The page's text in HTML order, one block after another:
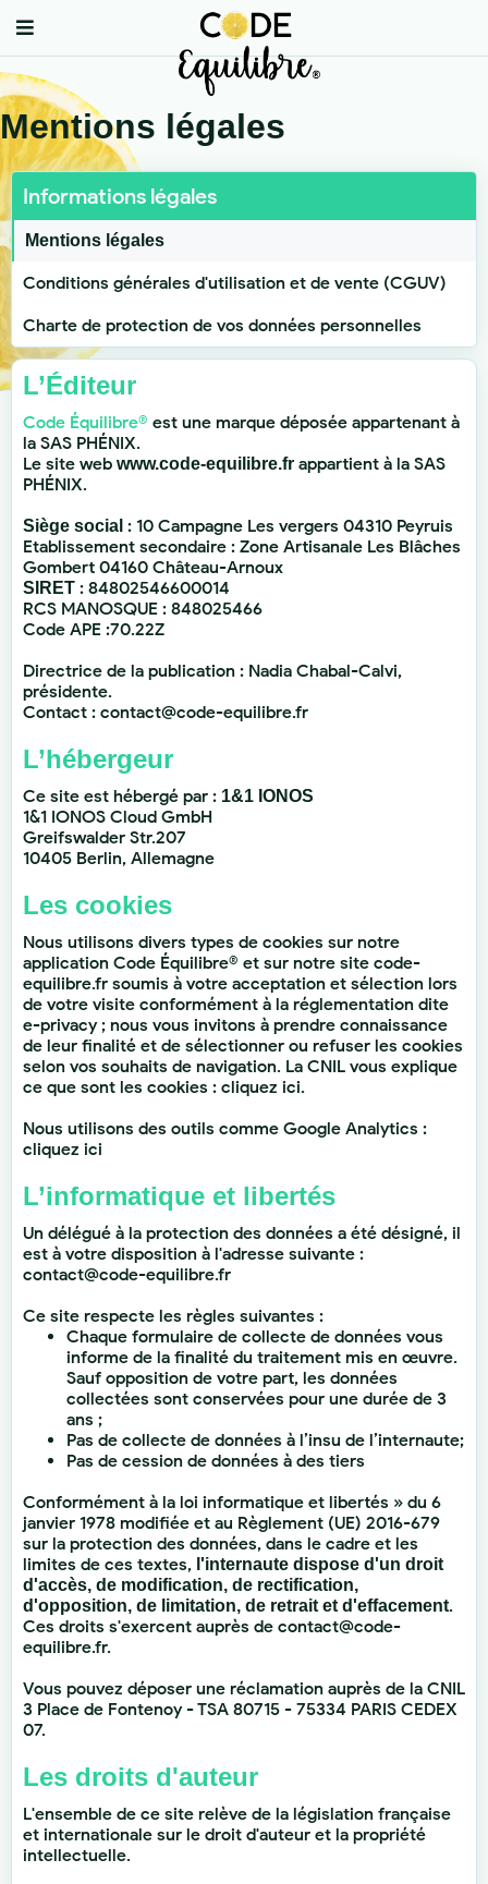
Mentions légales
Informations légales
Mentions légales
Conditions générales d'utilisation et de vente (CGUV)
Charte de protection de vos données personnelles
L’Éditeur
Code Équilibre® est une marque déposée appartenant à
la SAS PHÉNIX.
Le site web www.code-equilibre.fr appartient à la SAS
PHÉNIX.
Siège social : 10 Campagne Les vergers 04310 Peyruis
Etablissement secondaire : Zone Artisanale Les Blâches
Gombert 04160 Château-Arnoux
SIRET : 84802546600014
RCS MANOSQUE : 848025466
Code APE :70.22Z
Directrice de la publication : Nadia Chabal-Calvi,
présidente.
Contact : contact@code-equilibre.fr
L’hébergeur
Ce site est hébergé par : 1&1 IONOS
1&1 IONOS Cloud GmbH
Greifswalder Str.207
10405 Berlin, Allemagne
Les cookies
Nous utilisons divers types de cookies sur notre
application Code Équilibre® et sur notre site code-
equilibre.fr soumis à votre acceptation et sélection lors
de votre visite conformément à la réglementation dite
e-privacy ; nous vous invitons à prendre connaissance
de leur finalité et de sélectionner ou refuser les cookies
selon vos souhaits de navigation. La CNIL vous explique
ce que sont les cookies : cliquez ici.
Nous utilisons des outils comme Google Analytics :
cliquez ici
L’informatique et libertés
Un délégué à la protection des données a été désigné, il
est à votre disposition à l'adresse suivante :
contact@code-equilibre.fr
Ce site respecte les règles suivantes :
Chaque formulaire de collecte de données vous
informe de la finalité du traitement mis en œuvre.
Sauf opposition de votre part, les données
collectées sont conservées pour une durée de 3
ans ;
Pas de collecte de données à l’insu de l’internaute;
Pas de cession de données à des tiers
Conformément à la loi informatique et libertés » du 6
janvier 1978 modifiée et au Règlement (UE) 2016-679
sur la protection des données, dans le cadre et les
limites de ces textes, l'internaute dispose d'un droit
d'accès, de modification, de rectification,
d'opposition, de limitation, de retrait et d'effacement.
Ces droits s'exercent auprès de contact@code-
equilibre.fr.
Vous pouvez déposer une réclamation auprès de la CNIL
3 Place de Fontenoy - TSA 80715 - 75334 PARIS CEDEX
07.
Les droits d'auteur
L'ensemble de ce site relève de la législation française
et internationale sur le droit d'auteur et la propriété
intellectuelle.